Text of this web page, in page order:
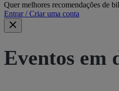
Quer melhores recomendações de
Entrar / Criar uma conta
Eventos em